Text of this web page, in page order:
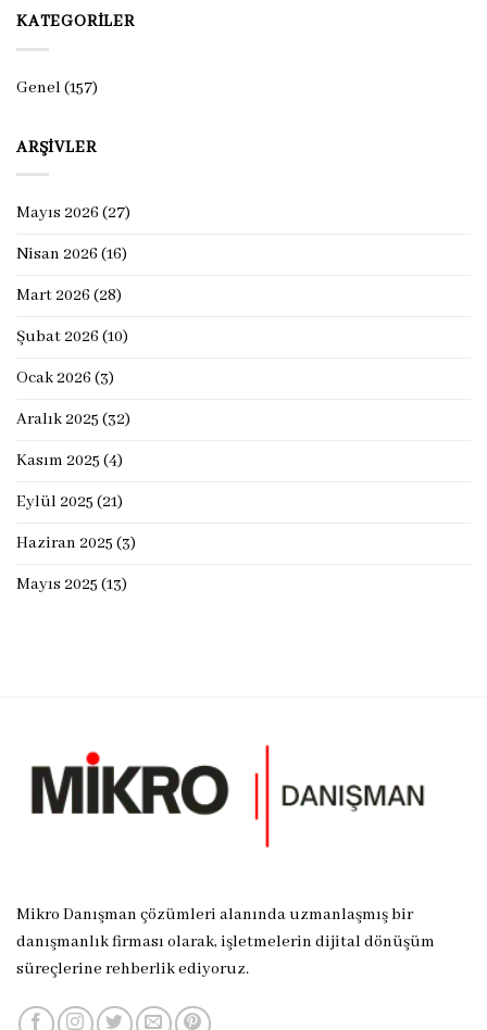
KATEGORILER
Genel(157)
ARŞIVLER
Mayıs 2026 (27)
Nisan 2026 (16)
Mart 2026 (28)
Şubat 2026 (10)
Ocak 2026 (3)
Aralık 2025 (32)
Kasım 2025 (4)
Eylül 2025 (21)
Haziran 2025 (3)
Mayıs 2025 (13)
Mikro Danışman çözümleri alanında uzmanlaşmış bir
danışmanlık firması olarak, işletmelerin dijital dönüşüm
süreçlerine rehberlik ediyoruz.